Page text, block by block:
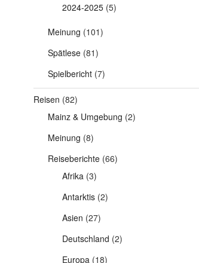
2024-2025(5)
Meinung (101)
Spätlese(81)
Spielbericht(7)
Reisen (82)
Mainz & Umgebung (2)
Meinung (8)
Reiseberichte(66)
Afrika (3)
Antarktis(2)
Asien (27)
Deutschland (2)
Europa (18)